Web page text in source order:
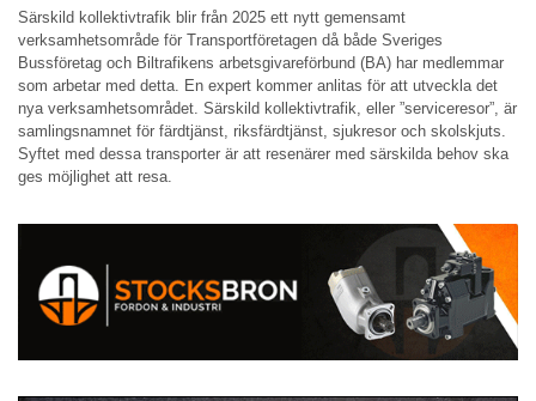
Särskild kollektivtrafik blir från 2025 ett nytt gemensamt
verksamhetsområde för Transportföretagen då både Sveriges
Bussföretag och Biltrafikens arbetsgivareförbund (BA) har medlemmar
som arbetar med detta. En expert kommer anlitas för att utveckla det
nya verksamhetsområdet. Särskild kollektivtrafik, eller ”serviceresor”, är
samlingsnamnet för färdtjänst, riksfärdtjänst, sjukresor och skolskjuts.
Syftet med dessa transporter är att resenärer med särskilda behov ska
ges möjlighet att resa.